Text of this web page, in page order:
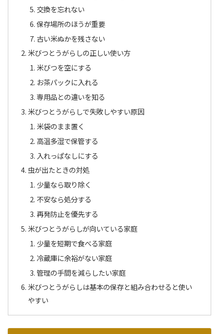
交換を忘れない
保存場所のほうが重要
古い米ぬかを残さない
米びつとうがらしの正しい使い方
米びつを空にする
お茶パックに入れる
専用品との違いを知る
米びつとうがらしで失敗しやすい原因
米袋のまま置く
高温多湿で保管する
入れっぱなしにする
虫が出たときの対処
少量なら取り除く
不安なら処分する
再発防止を優先する
米びつとうがらしが向いている家庭
少量を短期で食べる家庭
冷蔵庫に余裕がない家庭
管理の手間を減らしたい家庭
米びつとうがらしは基本の保存と組み合わせると使い
やすい